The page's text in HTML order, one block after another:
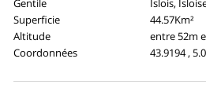
Gentile
Islois,
Superficie
44.57Km²
Altitude
entre 52m
Coordonnées
43.9194 ,